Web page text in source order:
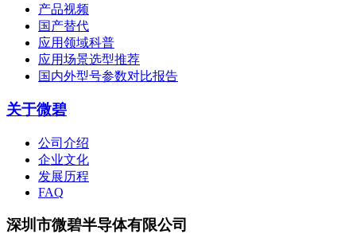
产品视频
国产替代
应用领域科普
应用场景选型推荐
国内外型号参数对比报告
关于微碧
公司介绍
企业文化
发展历程
FAQ
深圳市微碧半导体有限公司